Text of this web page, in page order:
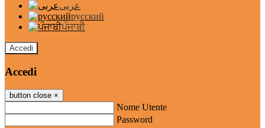
عربى
русский
ਪੰਜਾਬੀ
Accedi
Accedi
button close ×
Nome Utente
Password